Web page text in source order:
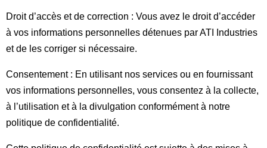
Droit d’accès et de correction : Vous avez le droit d’accéder
à vos informations personnelles détenues par ATI Industries
et de les corriger si nécessaire.
Consentement : En utilisant nos services ou en fournissant
vos informations personnelles, vous consentez à la collecte,
à l’utilisation et à la divulgation conformément à notre
politique de confidentialité.